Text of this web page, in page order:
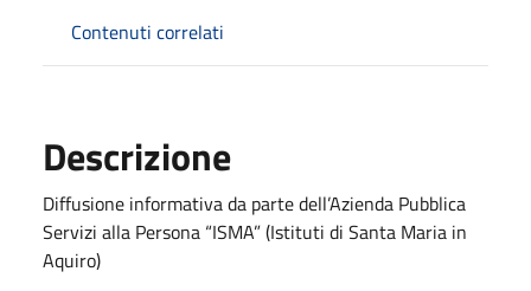
Contenuti correlati
Descrizione
Diffusione informativa da parte dell’Azienda Pubblica
Servizi alla Persona “ISMA” (Istituti di Santa Maria in
Aquiro)